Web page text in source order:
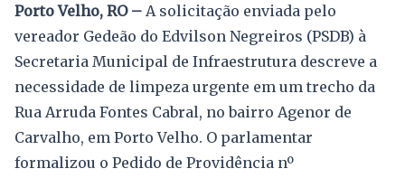
Porto Velho, RO – A solicitação enviada pelo
vereador Gedeão do Edvilson Negreiros (PSDB) à
Secretaria Municipal de Infraestrutura descreve a
necessidade de limpeza urgente em um trecho da
Rua Arruda Fontes Cabral, no bairro Agenor de
Carvalho, em Porto Velho. O parlamentar
formalizou o Pedido de Providência nº